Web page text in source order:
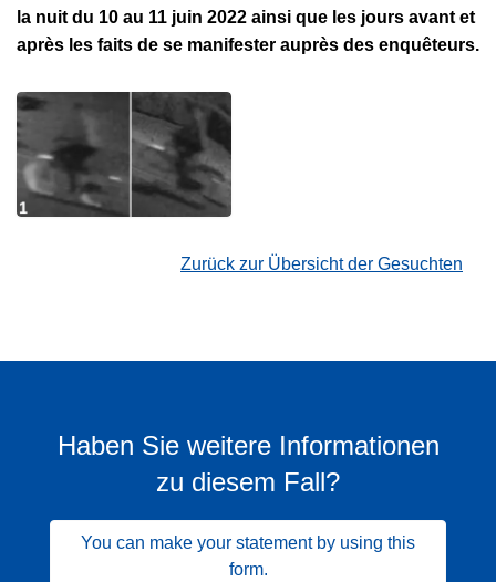
la nuit du 10 au 11 juin 2022 ainsi que les jours avant et
après les faits de se manifester auprès des enquêteurs.
Zurück zur Übersicht der Gesuchten
Haben Sie weitere Informationen
zu diesem Fall?
You can make your statement by using this
form.